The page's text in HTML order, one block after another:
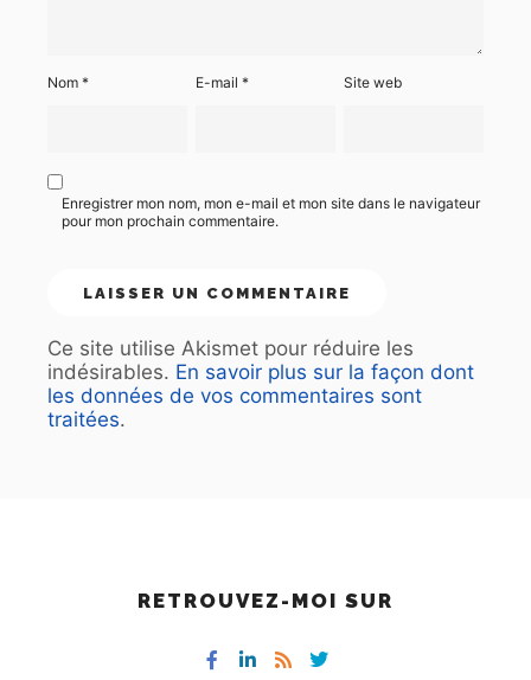
Nom * E-mail* Site web
Enregistrer mon nom, mon e-mail et mon site dans le navigateur
pour mon prochain commentaire.
Ce site utilise Akismet pour réduire les
indésirables. En savoir plus sur la façon dont
les données de vos commentaires sont
traitées.
RETROUVEZ-MOI SUR